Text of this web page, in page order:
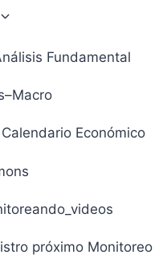
Fundamental
Económico
próximo Monitoreo